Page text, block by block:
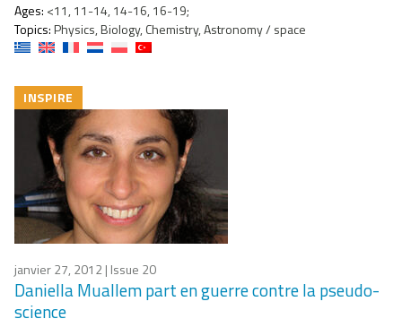
Ages: <11, 11-14, 14-16, 16-19;
Topics:Physics, Biology, Chemistry, Astronomy / space
INSPIRE
janvier 27, 2012| Issue 20
Daniella Muallem part en guerre contre la pseudo-
science